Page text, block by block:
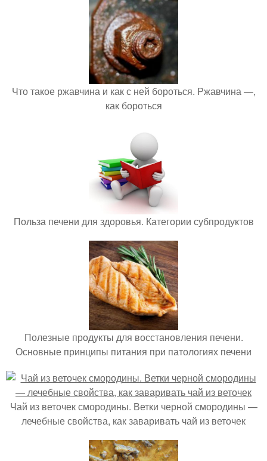
Что такое ржавчина и как с ней бороться. Ржавчина —,
как бороться
Польза печени для здоровья. Категории субпродуктов
Полезные продукты для восстановления печени.
Основные принципы питания при патологиях печени
Чай из веточек смородины. Ветки черной смородины —
лечебные свойства, как заваривать чай из веточек